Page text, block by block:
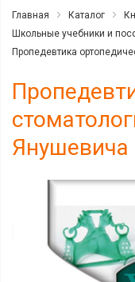
Главная Каталог
Школьные учебники и
Пропедевтика
Янушевича